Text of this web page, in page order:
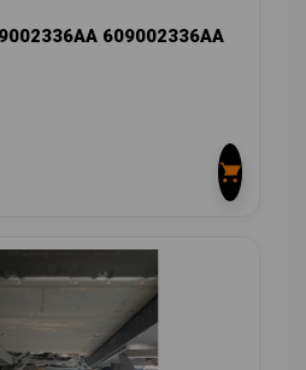
609002336AA